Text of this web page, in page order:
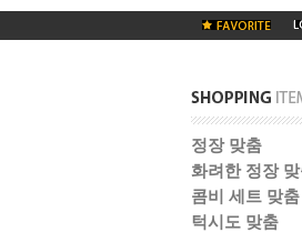
정장 맞춤
화려한 정장
콤비 세트 맞춤
턱시도 맞춤